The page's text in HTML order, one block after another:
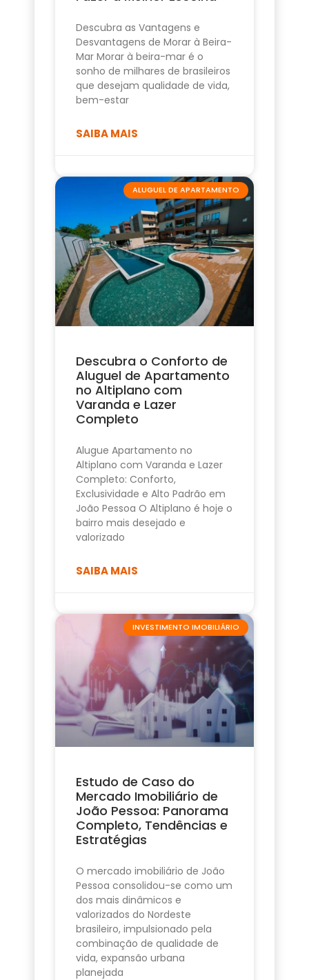
Descubra as Vantagens e
Desvantagens de Morar à Beira-
Mar Morar à beira-mar é o
sonho de milhares de brasileiros
que desejam qualidade de vida,
bem-estar
SAIBA MAIS
ALUGUEL DE APARTAMENTO
Descubra o Conforto de
Aluguel de Apartamento
no Altiplano com
Varanda e Lazer
Completo
Alugue Apartamento no
Altiplano com Varanda e Lazer
Completo: Conforto,
Exclusividade e Alto Padrão em
João Pessoa O Altiplano é hoje o
bairro mais desejado e
valorizado
SAIBA MAIS
INVESTIMENTO IMOBILIÁRIO
Estudo de Caso do
Mercado Imobiliário de
João Pessoa: Panorama
Completo, Tendências e
Estratégias
O mercado imobiliário de João
Pessoa consolidou-se como um
dos mais dinâmicos e
valorizados do Nordeste
brasileiro, impulsionado pela
combinação de qualidade de
vida, expansão urbana
planejada